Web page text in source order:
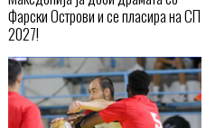
Фарски Острови и се пласира на СП
2027!